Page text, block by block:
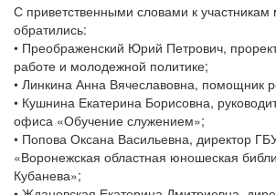
С приветственными словами к участникам
обратились:
• Преображенский Юрий Петрович,
работе и молодежной политике;
• Линкина Анна Вячеславовна, помощник
• Кушнина Екатерина Борисовна,
офиса «Обучение служением»;
• Попова Оксана Васильевна, директор
«Воронежская областная юношеская
Кубанева»;